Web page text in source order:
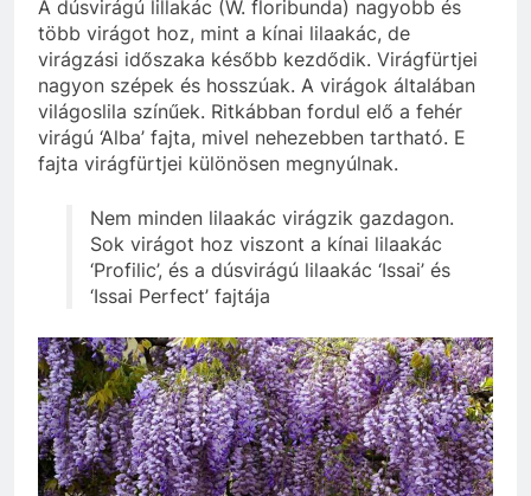
A dúsvirágú lillakác (W. floribunda) nagyobb és
több virágot hoz, mint a kínai lilaakác, de
virágzási időszaka később kezdődik. Virágfürtjei
nagyon szépek és hosszúak. A virágok általában
világoslila színűek. Ritkábban fordul elő a fehér
virágú ‘Alba’ fajta, mivel nehezebben tartható. E
fajta virágfürtjei különösen megnyúlnak.
Nem minden lilaakác virágzik gazdagon.
Sok virágot hoz viszont a kínai lilaakác
‘Profilic’, és a dúsvirágú lilaakác ‘Issai’ és
‘Issai Perfect’ fajtája